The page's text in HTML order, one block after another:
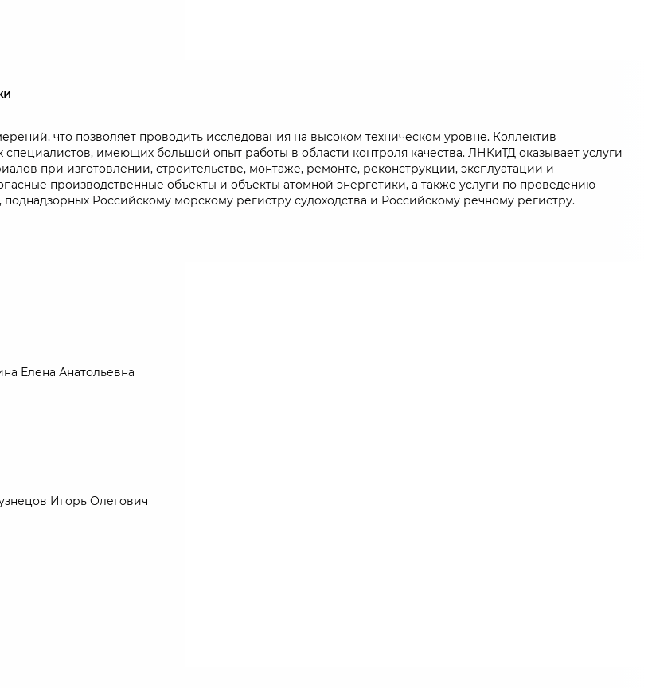
что позволяет проводить исследования на высоком техническом уровне. Коллектив
имеющих большой опыт работы в области контроля качества. ЛНКиТД оказывает услуги
при изготовлении, строительстве, монтаже, ремонте, реконструкции, эксплуатации и
производственные объекты и объекты атомной энергетики, а также услуги по проведению
Российскому морскому регистру судоходства и Российскому речному регистру.
Елена Анатольевна
Игорь Олегович